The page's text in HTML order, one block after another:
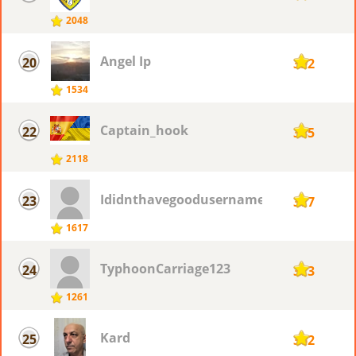
2048
20
1534
Angel Ip 392
22
2118
Captain_hook 385
23
1617
Ididnthavegoodusername 377
24
1261
TyphoonCarriage123 373
25 Kard 362